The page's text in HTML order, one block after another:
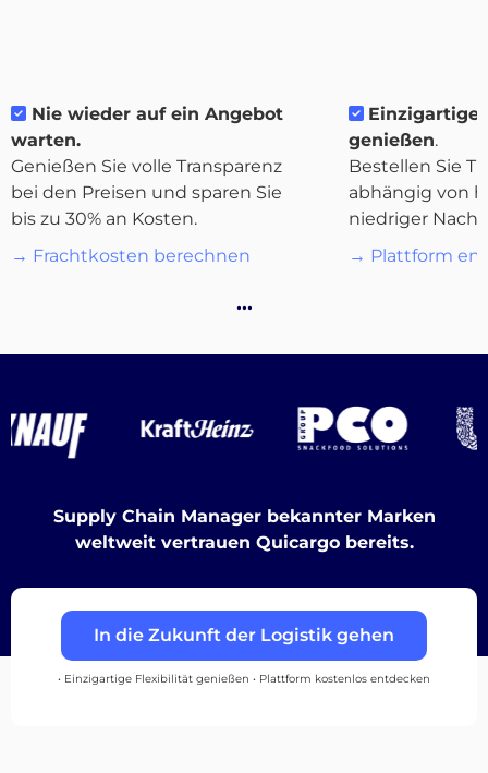
Über
Quicargo
Entdecken
Einloggen
Nie wieder auf ein Angebot
warten.
Genießen Sie volle Transparenz
bei den Preisen und sparen Sie
bis zu 30% an Kosten.
→ Frachtkosten berechnen
Einzigartige
genießen.
Bestellen Sie
abhängig von
niedriger
→ Plattform
…
Supply Chain Manager bekannter Marken
weltweit vertrauen Quicargo bereits.
In die Zukunft der Logistik gehen
• Einzigartige Flexibilität genießen • Plattform kostenlos entdecken